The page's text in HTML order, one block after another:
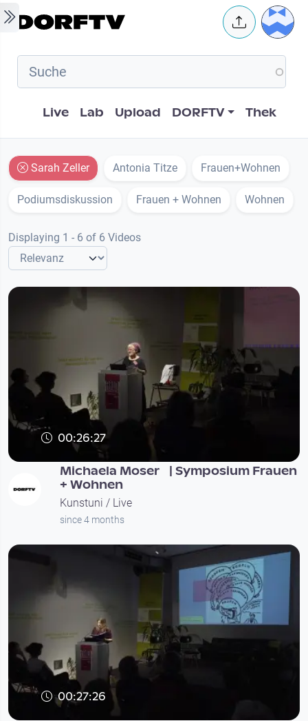
Skip to main content User
Hauptnavigation
Live Lab Upload DORFTV Thek
Sarah Zeller Antonia Titze Frauen+Wohnen
Podiumsdiskussion Frauen + Wohnen Wohnen
Displaying 1 - 6 of 6 Videos
00:26:27
Michaela Moser | Symposium Frauen
+ Wohnen
Kunstuni / Live
since 4 months
00:27:26